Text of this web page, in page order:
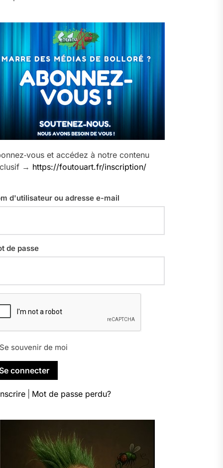
et accédez à notre contenu
→ https://foutouart.fr/inscription/
d'utilisateur ou adresse e-mail
de passe
Se souvenir de moi
Mot de passe perdu?